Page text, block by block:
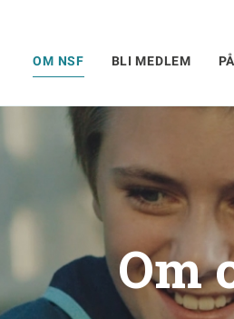
OM NSF BLI MEDLEM
Om